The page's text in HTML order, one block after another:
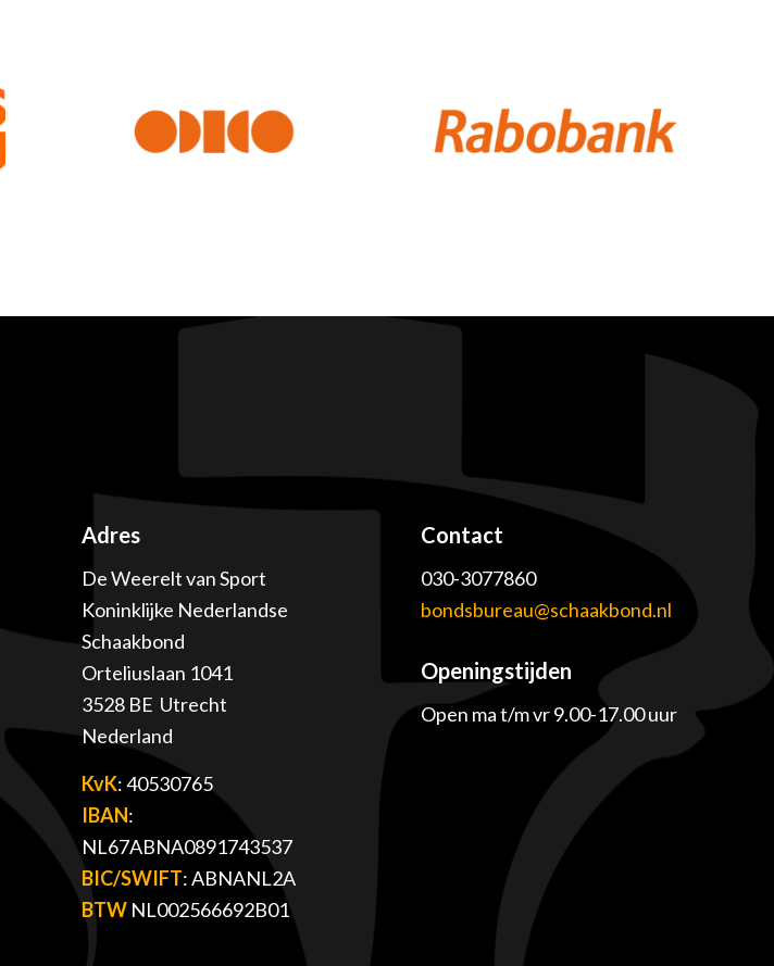
Adres
De Weerelt van Sport
Koninklijke Nederlandse
Schaakbond
Orteliuslaan 1041
3528 BE Utrecht
Nederland
KvK: 40530765
IBAN:
NL67ABNA0891743537
BIC/SWIFT: ABNANL2A
BTW NL002566692B01
Contact
030-3077860
bondsbureau@schaakbond.nl
Openingstijden
Open ma t/m vr 9.00-17.00 uur